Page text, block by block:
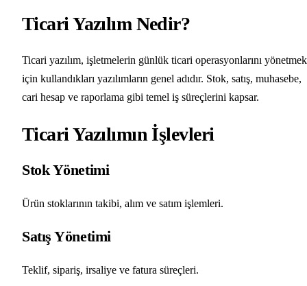
Ticari Yazılım Nedir?
Ticari yazılım, işletmelerin günlük ticari operasyonlarını yönetmek
için kullandıkları yazılımların genel adıdır. Stok, satış, muhasebe,
cari hesap ve raporlama gibi temel iş süreçlerini kapsar.
Ticari Yazılımın İşlevleri
Stok Yönetimi
Ürün stoklarının takibi, alım ve satım işlemleri.
Satış Yönetimi
Teklif, sipariş, irsaliye ve fatura süreçleri.